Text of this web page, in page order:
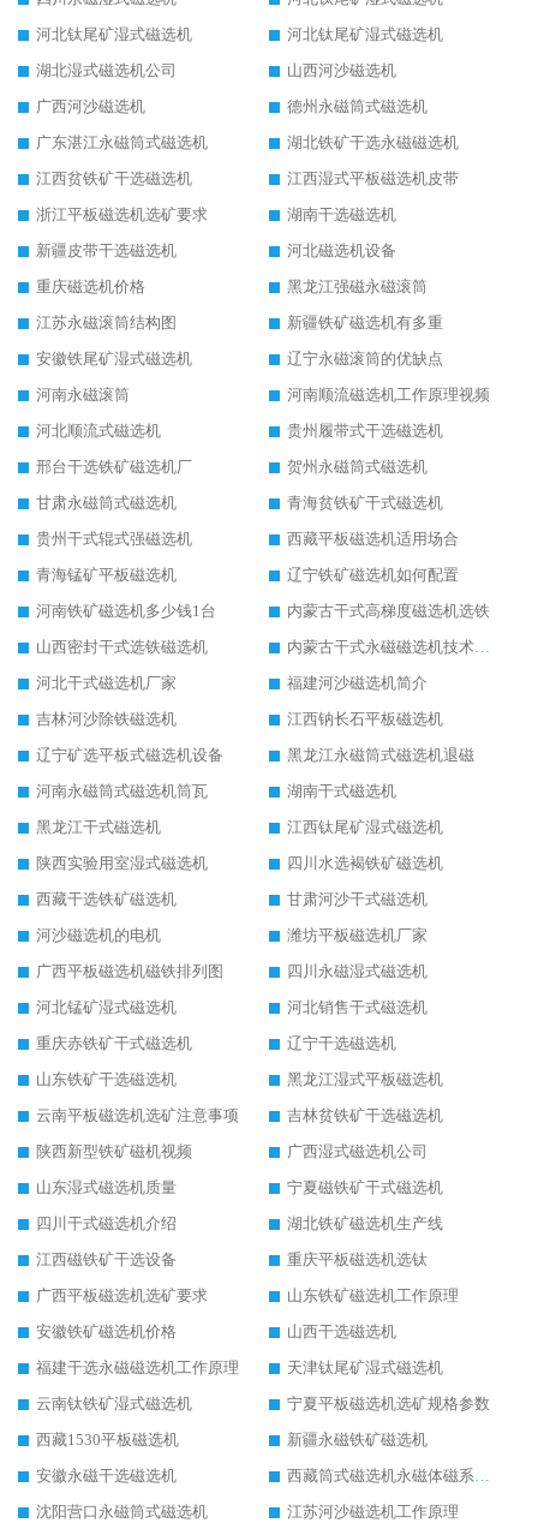
河北钛尾矿湿式磁选机
河北钛尾矿湿式磁选机
湖北湿式磁选机公司
山西河沙磁选机
广西河沙磁选机
德州永磁筒式磁选机
广东湛江永磁筒式磁选机
湖北铁矿干选永磁磁选机
江西贫铁矿干选磁选机
江西湿式平板磁选机皮带
浙江平板磁选机选矿要求
湖南干选磁选机
新疆皮带干选磁选机
河北磁选机设备
重庆磁选机价格
黑龙江强磁永磁滚筒
江苏永磁滚筒结构图
新疆铁矿磁选机有多重
安徽铁尾矿湿式磁选机
辽宁永磁滚筒的优缺点
河南永磁滚筒
河南顺流磁选机工作原理视频
河北顺流式磁选机
贵州履带式干选磁选机
邢台干选铁矿磁选机厂
贺州永磁筒式磁选机
甘肃永磁筒式磁选机
青海贫铁矿干式磁选机
贵州干式辊式强磁选机
西藏平板磁选机适用场合
青海锰矿平板磁选机
辽宁铁矿磁选机如何配置
河南铁矿磁选机多少钱1台
内蒙古干式高梯度磁选机选铁
山西密封干式选铁磁选机
内蒙古干式永磁磁选机技术要求
河北干式磁选机厂家
福建河沙磁选机简介
吉林河沙除铁磁选机
江西钠长石平板磁选机
辽宁矿选平板式磁选机设备
黑龙江永磁筒式磁选机退磁
河南永磁筒式磁选机筒瓦
湖南干式磁选机
黑龙江干式磁选机
江西钛尾矿湿式磁选机
陕西实验用室湿式磁选机
四川水选褐铁矿磁选机
西藏干选铁矿磁选机
甘肃河沙干式磁选机
河沙磁选机的电机
潍坊平板磁选机厂家
广西平板磁选机磁铁排列图
四川永磁湿式磁选机
河北锰矿湿式磁选机
河北销售干式磁选机
重庆赤铁矿干式磁选机
辽宁干选磁选机
山东铁矿干选磁选机
黑龙江湿式平板磁选机
云南平板磁选机选矿注意事项
吉林贫铁矿干选磁选机
陕西新型铁矿磁机视频
广西湿式磁选机公司
山东湿式磁选机质量
宁夏磁铁矿干式磁选机
四川干式磁选机介绍
湖北铁矿磁选机生产线
江西磁铁矿干选设备
重庆平板磁选机选钛
广西平板磁选机选矿要求
山东铁矿磁选机工作原理
安徽铁矿磁选机价格
山西干选磁选机
福建干选永磁磁选机工作原理
天津钛尾矿湿式磁选机
云南钛铁矿湿式磁选机
宁夏平板磁选机选矿规格参数
西藏1530平板磁选机
新疆永磁铁矿磁选机
安徽永磁干选磁选机
西藏筒式磁选机永磁体磁系设计
沈阳营口永磁筒式磁选机
江苏河沙磁选机工作原理